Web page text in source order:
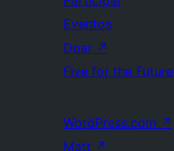
Eventos
Doar ↗
Five for the Future
WordPress.com ↗
Matt ↗